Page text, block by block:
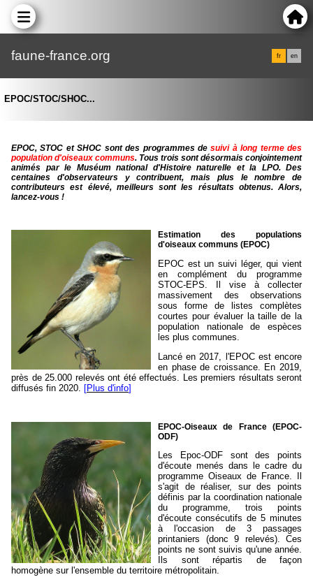
faune-france.org fr en
EPOC/STOC/SHOC...
EPOC, STOC et SHOC sont des programmes desuivi à long terme des
population d'oiseaux communs. Tous trois sont désormais conjointement
animés par le Muséum national d'Histoire naturelle et la LPO. Des
centaines d'observateurs y contribuent, mais plus le nombre de
contributeurs est élevé, meilleurs sont les résultats obtenus. Alors,
lancez-vous !
Estimation des populations
d'oiseaux communs (EPOC)
EPOC est un suivi léger, qui vient
en complément du programme
STOC-EPS. Il vise à collecter
massivement des observations
sous forme de listes complètes
courtes pour évaluer la taille de la
population nationale de espèces
les plus communes.
Lancé en 2017, l'EPOC est encore
en phase de croissance. En 2019,
près de 25.000 relevés ont été effectués. Les premiers résultats seront
diffusés fin 2020.
[Plus d'info]
EPOC-Oiseaux de France (EPOC-
ODF)
Les Epoc-ODF sont des points
d'écoute menés dans le cadre du
programme Oiseaux de France. Il
s'agit de réaliser, sur des points
définis par la coordination nationale
du programme, trois points
d'écoute consécutifs de 5 minutes
à l'occasion de 3 passages
printaniers (donc 9 relevés). Ces
points ne sont suivis qu'une année.
Ils sont répartis de façon
homogène sur l'ensemble du territoire métropolitain.